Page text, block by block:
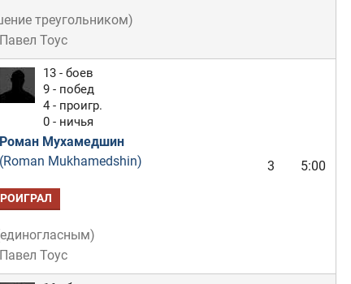
треугольником)
Тоус
13 - боев
9 - побед
4 - проигр.
0 - ничья
Роман Мухамедшин
(Roman Mukhamedshin)
3 5:00
единогласным)
Тоус